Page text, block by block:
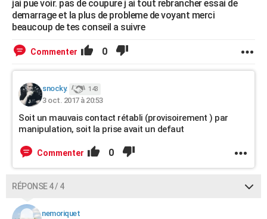
jai pue voir. pas de coupure j ai tout rebrancher essai de
demarrage et la plus de probleme de voyant merci
beaucoup de tes conseil a suivre
Commenter 0
snocky. 143
3 oct. 2017 à 20:53
Soit un mauvais contact rétabli (provisoirement ) par
manipulation, soit la prise avait un defaut
Commenter 0
RÉPONSE 4 / 4
nemoriquet